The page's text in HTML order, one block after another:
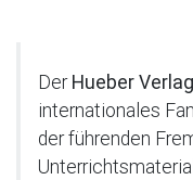
DerHueber Verlag
internationales
der führenden